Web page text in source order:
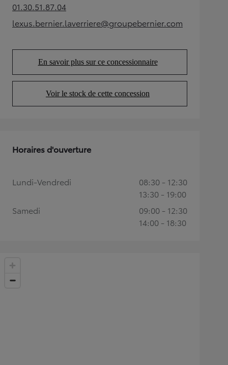
01.30.51.87.04(Opens in new tab)
lexus.bernier.laverriere@groupebernier.com
(Opens in new tab)
En savoir plus sur ce concessionnaire
(Opens in new tab)
Voir le stock de cette concession
(Opens in new tab)
Horaires d'ouverture
Lundi-Vendredi
08:30 - 12:30
13:30 - 19:00
Samedi
09:00 - 12:30
14:00 - 18:30